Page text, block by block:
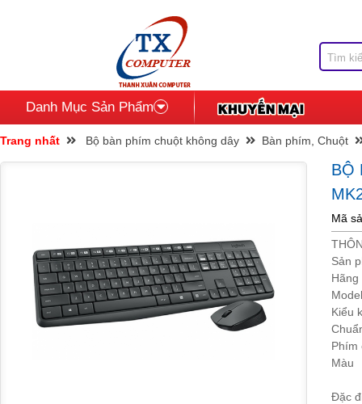
Danh Mục Sản Phẩm
Trang nhất Bộ bàn phím chuột không dây Bàn phím, Chuột
BỘ
Mã
Sản
Hãng
Model
Kiểu
Phím
Màu
Đặc